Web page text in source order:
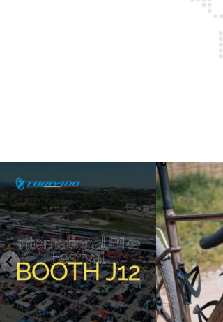
IBF sta per...
17 1
Kepler R è la